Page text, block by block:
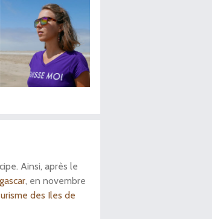
Ainsi, après le
, en novembre
des Iles de